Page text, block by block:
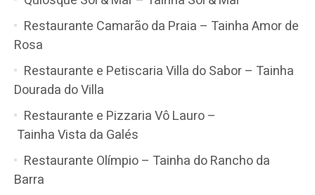
Restaurante Camarão da Praia – Tainha Amor de
Rosa
Restaurante e Petiscaria Villa do Sabor – Tainha
Dourada do Villa
Restaurante e Pizzaria Vô Lauro –
Tainha Vista da Galés
Restaurante Olímpio – Tainha do Rancho da
Barra